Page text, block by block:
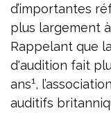
d’importantes
plus largement
Rappelant que
d'audition fait
ans1,
auditifs